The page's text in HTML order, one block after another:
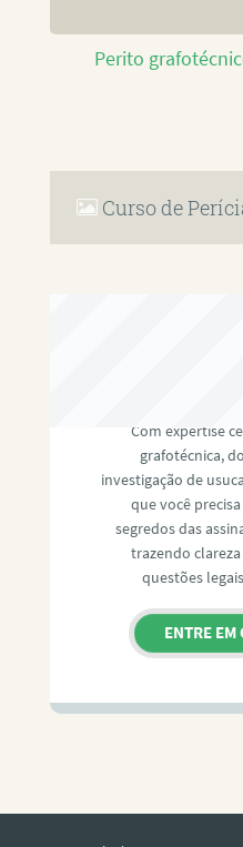
Perito
Curso de
Com expertise
grafotécnica,
investigação de
que você
segredos das
trazendo
questões
ENTRE EM